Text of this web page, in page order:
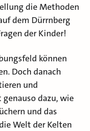
die Methoden
dem Dürrnberg
der Kinder!
können
Doch danach
und
dazu, wie
und das
Welt der Kelten